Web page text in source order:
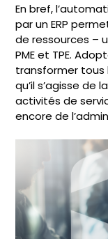
En bref,
par un ERP
de ressources –
PME et TPE.
transformer tous
qu’il s’agisse de
activités de
encore de